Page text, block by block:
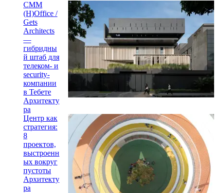
CMM
(H)Office /
Gets
Architects
—
гибридны
й штаб для
телеком- и
security-
компании
в Тебете
Архитекту
ра
Центр как
стратегия:
8
проектов,
выстроенн
ых вокруг
пустоты
Архитекту
ра